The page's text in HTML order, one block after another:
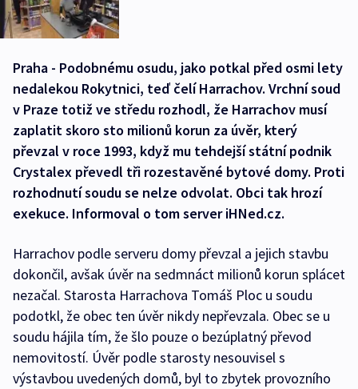
Praha - Podobnému osudu, jako potkal před osmi lety
nedalekou Rokytnici, teď čelí Harrachov. Vrchní soud
v Praze totiž ve středu rozhodl, že Harrachov musí
zaplatit skoro sto milionů korun za úvěr, který
převzal v roce 1993, když mu tehdejší státní podnik
Crystalex převedl tři rozestavěné bytové domy. Proti
rozhodnutí soudu se nelze odvolat. Obci tak hrozí
exekuce. Informoval o tom server iHNed.cz.
Harrachov podle serveru domy převzal a jejich stavbu
dokončil, avšak úvěr na sedmnáct milionů korun splácet
nezačal. Starosta Harrachova Tomáš Ploc u soudu
podotkl, že obec ten úvěr nikdy nepřevzala. Obec se u
soudu hájila tím, že šlo pouze o bezúplatný převod
nemovitostí. Úvěr podle starosty nesouvisel s
výstavbou uvedených domů, byl to zbytek provozního